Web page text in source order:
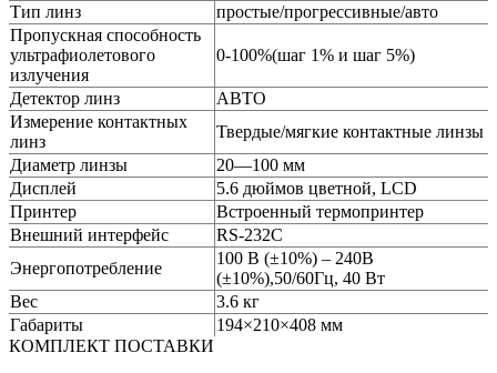
Тип линз
простые/прогрессивные/авто
Пропускная способность
ультрафиолетового
излучения
0-100%(шаг 1% и шаг 5%)
Детектор линз
АВТО
Измерение контактных
линз
Твердые/мягкие контактные линзы
Диаметр линзы
20—100 мм
Дисплей
5.6 дюймов цветной, LCD
Принтер
Встроенный термопринтер
Внешний интерфейс
RS-232C
Энергопотребление
100 В (±10%) – 240В
(±10%),50/60Гц, 40 Вт
Вес
3.6 кг
Габариты
194×210×408 мм
КОМПЛЕКТ ПОСТАВКИ